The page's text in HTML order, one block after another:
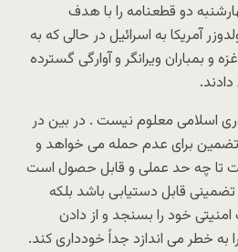
دو قطعنامه را با هدف
آمریکا به اسرائیل در حالی که به
بمباران ویرانگر و آوارگی گسترده
اسلامی معلوم نیست . در بین در
برای عدم حمله می خواهد و
تا چه حد عملی و قابل حصول است
قابل دستیابی باشد بلکه
امنیتی خود را بسنجد و از دادن
به خطر می اندازد جداً خودداری کند.